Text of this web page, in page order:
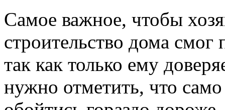
Самое важное, чтобы
строительство дома
так как только ему
нужно отметить, что